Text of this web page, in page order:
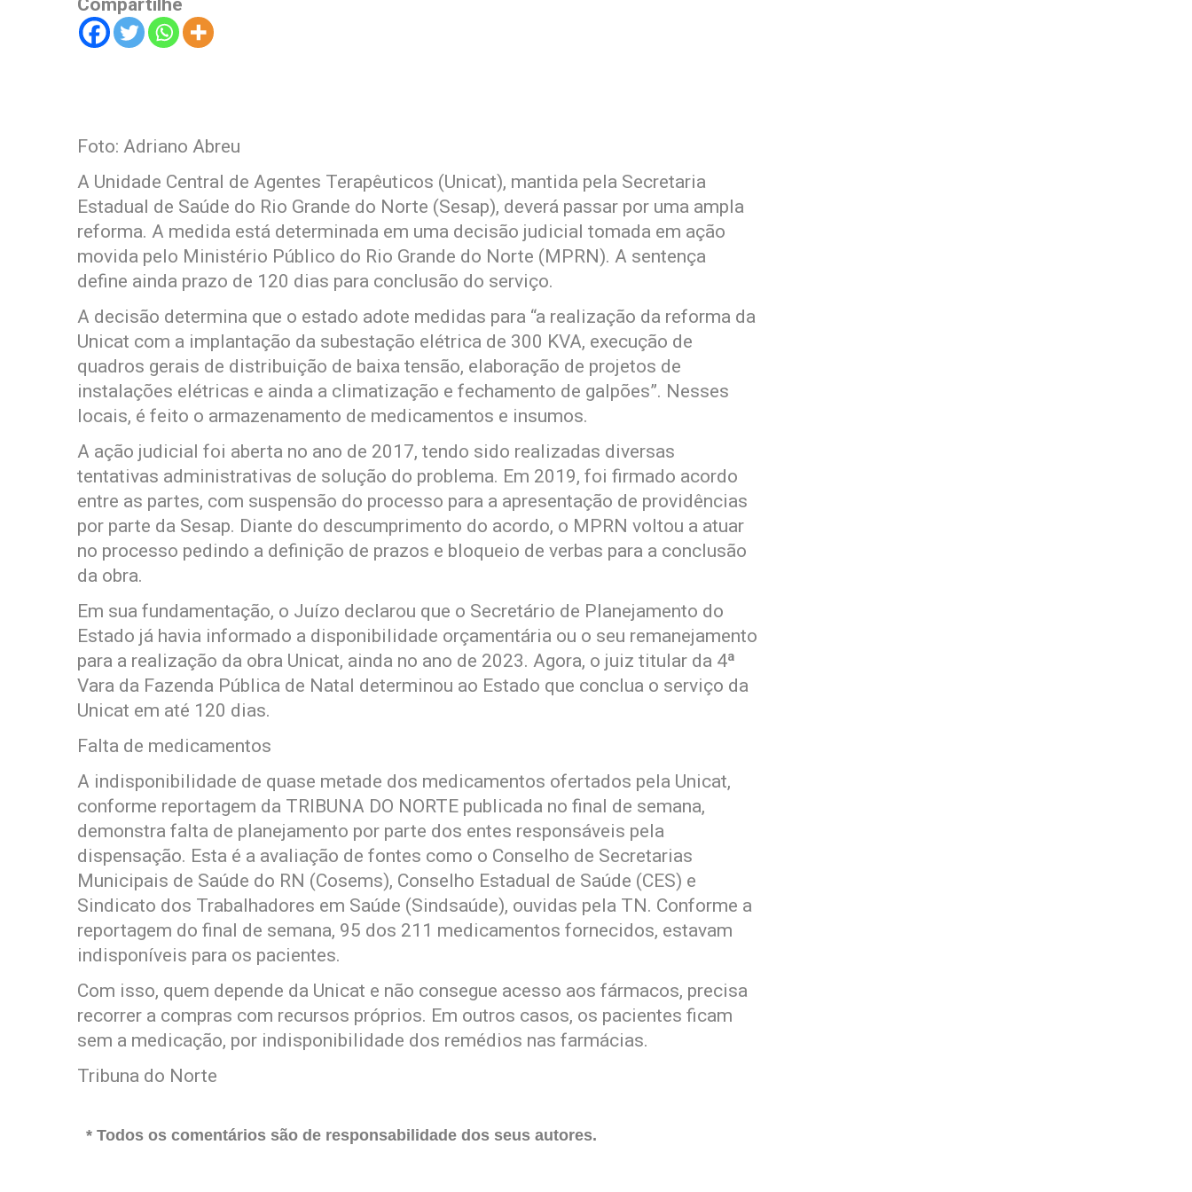
Compartilhe
Foto: Adriano Abreu
A Unidade Central de Agentes Terapêuticos (Unicat), mantida pela Secretaria
Estadual de Saúde do Rio Grande do Norte (Sesap), deverá passar por uma ampla
reforma. A medida está determinada em uma decisão judicial tomada em ação
movida pelo Ministério Público do Rio Grande do Norte (MPRN). A sentença
define ainda prazo de 120 dias para conclusão do serviço.
A decisão determina que o estado adote medidas para “a realização da reforma da
Unicat com a implantação da subestação elétrica de 300 KVA, execução de
quadros gerais de distribuição de baixa tensão, elaboração de projetos de
instalações elétricas e ainda a climatização e fechamento de galpões”. Nesses
locais, é feito o armazenamento de medicamentos e insumos.
A ação judicial foi aberta no ano de 2017, tendo sido realizadas diversas
tentativas administrativas de solução do problema. Em 2019, foi firmado acordo
entre as partes, com suspensão do processo para a apresentação de providências
por parte da Sesap. Diante do descumprimento do acordo, o MPRN voltou a atuar
no processo pedindo a definição de prazos e bloqueio de verbas para a conclusão
da obra.
Em sua fundamentação, o Juízo declarou que o Secretário de Planejamento do
Estado já havia informado a disponibilidade orçamentária ou o seu remanejamento
para a realização da obra Unicat, ainda no ano de 2023. Agora, o juiz titular da 4ª
Vara da Fazenda Pública de Natal determinou ao Estado que conclua o serviço da
Unicat em até 120 dias.
Falta de medicamentos
A indisponibilidade de quase metade dos medicamentos ofertados pela Unicat,
conforme reportagem da TRIBUNA DO NORTE publicada no final de semana,
demonstra falta de planejamento por parte dos entes responsáveis pela
dispensação. Esta é a avaliação de fontes como o Conselho de Secretarias
Municipais de Saúde do RN (Cosems), Conselho Estadual de Saúde (CES) e
Sindicato dos Trabalhadores em Saúde (Sindsaúde), ouvidas pela TN. Conforme a
reportagem do final de semana, 95 dos 211 medicamentos fornecidos, estavam
indisponíveis para os pacientes.
Com isso, quem depende da Unicat e não consegue acesso aos fármacos, precisa
recorrer a compras com recursos próprios. Em outros casos, os pacientes ficam
sem a medicação, por indisponibilidade dos remédios nas farmácias.
Tribuna do Norte
* Todos os comentários são de responsabilidade dos seus autores.